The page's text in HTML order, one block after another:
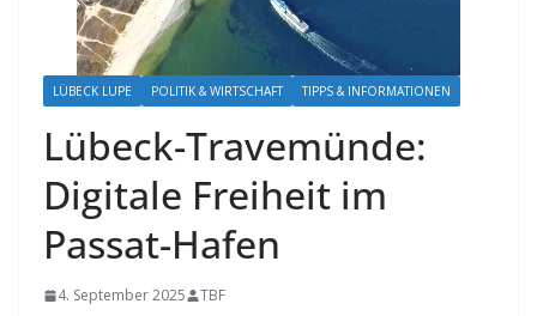
LÜBECK LUPE POLITIK & WIRTSCHAFT TIPPS & INFORMATIONEN
Lübeck-Travemünde:
Digitale Freiheit im
Passat-Hafen
4. September 2025 TBF